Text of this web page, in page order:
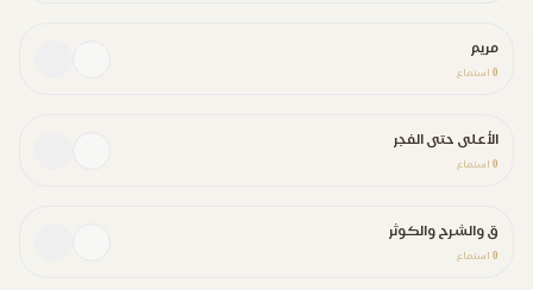
مريم
0 استماع
الأعلى حتى الفجر
0 استماع
ق والشرح والكوثر
0 استماع